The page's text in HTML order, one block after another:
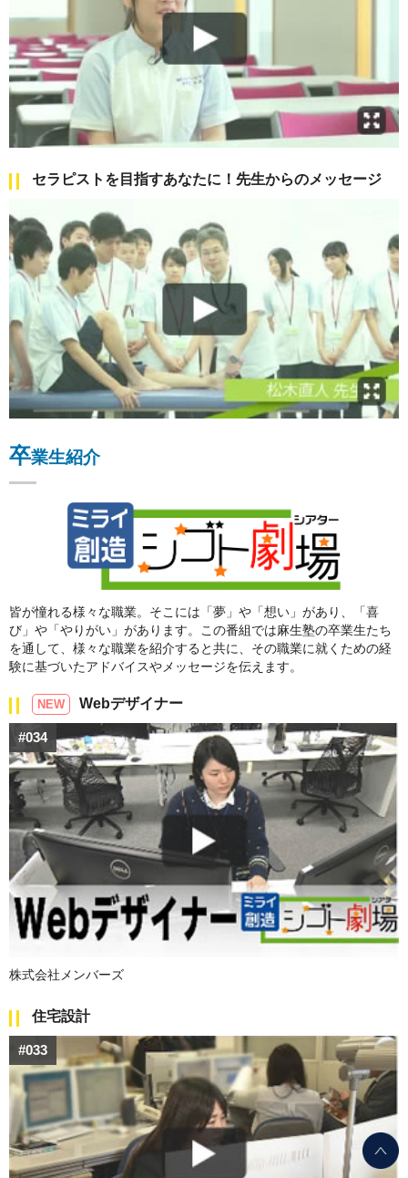
セラピストを目指すあなたに！先生からのメッセージ
卒業生紹介
皆が憧れる様々な職業。そこには「夢」や「想い」があり、「喜
び」や「やりがい」があります。この番組では麻生塾の卒業生たち
を通して、様々な職業を紹介すると共に、その職業に就くための経
験に基づいたアドバイスやメッセージを伝えます。
NEW Webデザイナー
#034
株式会社メンバーズ
住宅設計
#033